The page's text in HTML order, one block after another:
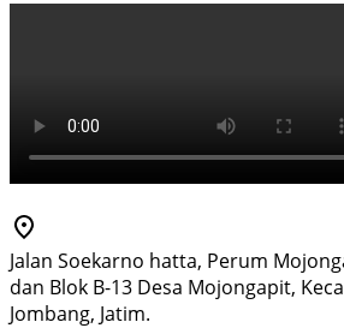
Jalan Soekarno hatta, Perum
dan Blok B-13 Desa Mojongapit,
Jombang, Jatim.